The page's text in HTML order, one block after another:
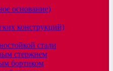
основание)
конструкций)
стали
стержнем
бортиком